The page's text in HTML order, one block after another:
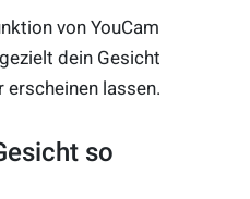
von YouCam
dein Gesicht
erscheinen lassen.
so